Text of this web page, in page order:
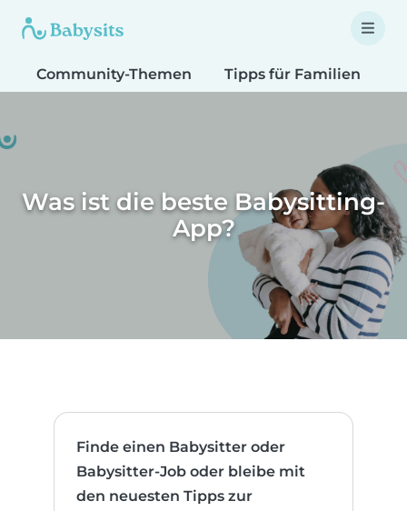
Community-Themen Tipps für Familien
Was ist die beste Babysitting-
App?
Finde einen Babysitter oder
Babysitter-Job oder bleibe mit
den neuesten Tipps zur